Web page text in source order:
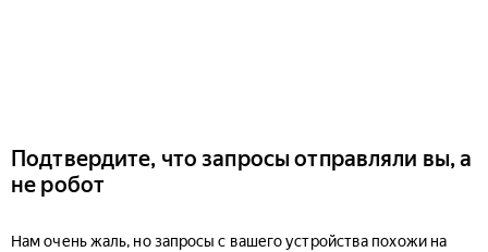
Подтвердите, что запросы отправляли вы, а
не робот
Нам очень жаль, но запросы с вашего устройства похожи на